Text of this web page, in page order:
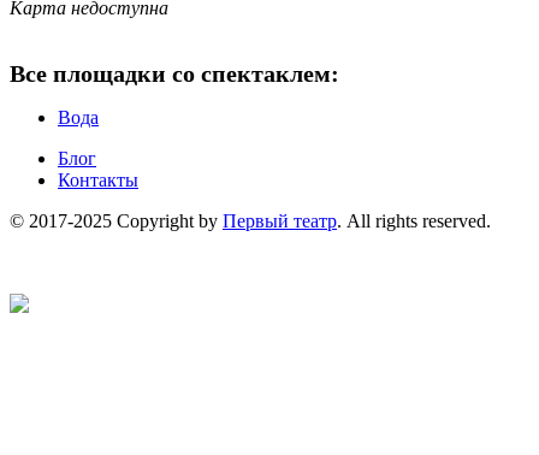
Карта недоступна
Все площадки со спектаклем:
Вода
Блог
Контакты
© 2017-2025 Copyright by Первый театр. All rights reserved.